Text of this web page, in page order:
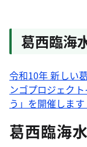
葛西臨海
令和10年 新しい
ンゴプロジェク
う」を開催します
葛西臨海